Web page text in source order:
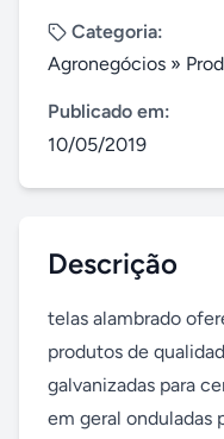
Categoria:
Agronegócios »
Publicado em:
10/05/2019
Descrição
telas alambrado
produtos de
galvanizadas para
em geral onduladas